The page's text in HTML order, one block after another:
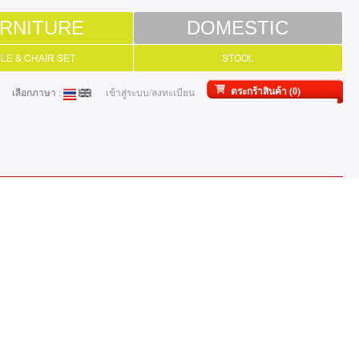
DOMESTIC
& CHAIR SET STOOL
ตระกร้าสินค้า (0)
เลือกภาษา : เข้าสู่ระบบ/ลงทะเบียน